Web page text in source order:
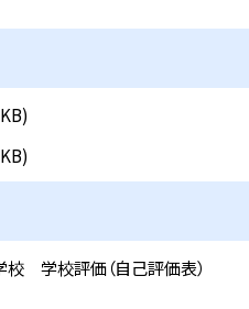
学校評価（自己評価表）